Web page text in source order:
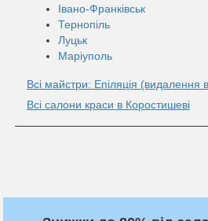
Івано-Франківськ
Тернопіль
Луцьк
Маріуполь
Всі майстри: Епіляція (видалення
Всі салони краси в Коростишеві